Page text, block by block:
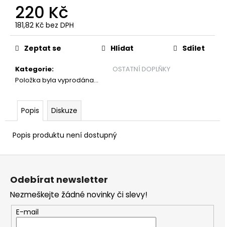
220 Kč
181,82 Kč bez DPH
Měrná
cena:
Kategorie:
OSTATNÍ DOPLŇKY
Položka byla vyprodána…
Zeptat se Hlídat Sdílet
Popis Diskuze
Popis produktu není dostupný
349
Kč
Z
Odebírat newsletter
Nezmeškejte žádné novinky či slevy!
E-mail